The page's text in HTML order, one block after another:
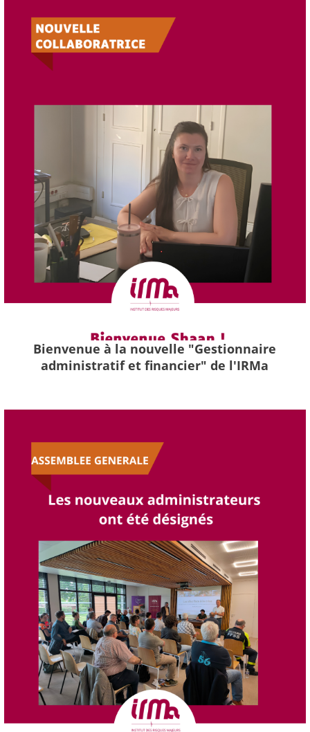
Bienvenue à la nouvelle "Gestionnaire
administratif et financier" de l'IRMa